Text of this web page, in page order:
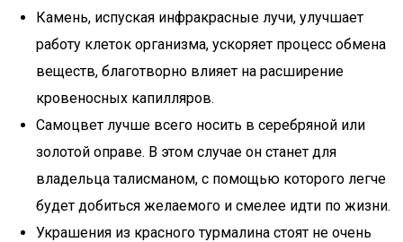
Камень, испуская инфракрасные лучи, улучшает
работу клеток организма, ускоряет процесс обмена
веществ, благотворно влияет на расширение
кровеносных капилляров.
Самоцвет лучше всего носить в серебряной или
золотой оправе. В этом случае он станет для
владельца талисманом, с помощью которого легче
будет добиться желаемого и смелее идти по жизни.
Украшения из красного турмалина стоят не очень